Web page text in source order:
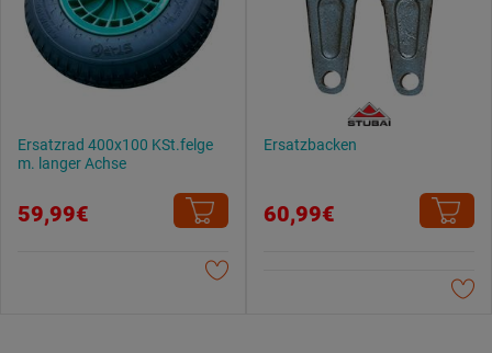
Ersatzrad 400x100 KSt.felge
m. langer Achse
59,99€
Ersatzbacken
60,99€